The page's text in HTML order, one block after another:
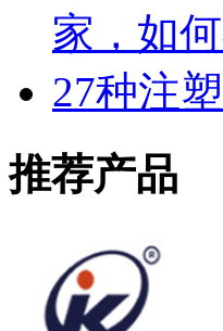
家，如
27种注
推荐产品